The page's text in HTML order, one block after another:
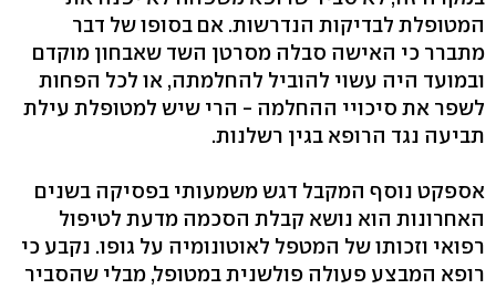
המטופלת לבדיקות הנדרשות. אם בסופו של דבר
מתברר כי האישה סבלה מסרטן השד שאבחון מוקדם
ובמועד היה עשוי להוביל להחלמתה, או לכל הפחות
לשפר את סיכויי ההחלמה - הרי שיש למטופלת עילת
תביעה נגד הרופא בגין רשלנות.
אספקט נוסף המקבל דגש משמעותי בפסיקה בשנים
האחרונות הוא נושא קבלת הסכמה מדעת לטיפול
רפואי וזכותו של המטפל לאוטונומיה על גופו. נקבע כי
רופא המבצע פעולה פולשנית במטופל, מבלי שהסביר